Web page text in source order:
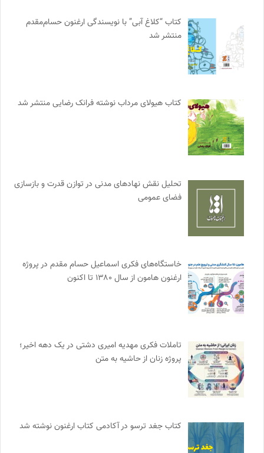
کتاب “کلاغ آبی” با نویسندگی ارغنون حسام‌مقدم
منتشر شد
کتاب هیولای مرداب نوشته فرانک رضایی منتشر شد
تحلیل نقش نهادهای مدنی در توازن قدرت و بازسازی
فضای عمومی
خاستگاه‌های فکری اسماعیل حسام مقدم در پروژه
ارغنون هامون از سال ۱۳۸۰ تا اکنون
تاملات فکری مهدیه امیری دشتی در یک دهه اخیر؛
پروژه زنان از حاشیه به متن
کتاب جغد ترسو در آکادمی کتاب ارغنون نوشته شد